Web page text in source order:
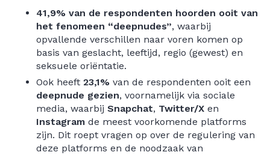
41,9% van de respondenten hoorden ooit van
het fenomeen “deepnudes”, waarbij
opvallende verschillen naar voren komen op
basis van geslacht, leeftijd, regio (gewest) en
seksuele oriëntatie.
Ook heeft 23,1% van de respondenten ooit een
deepnude gezien, voornamelijk via sociale
media, waarbij Snapchat, Twitter/X en
Instagram de meest voorkomende platforms
zijn. Dit roept vragen op over de regulering van
deze platforms en de noodzaak van